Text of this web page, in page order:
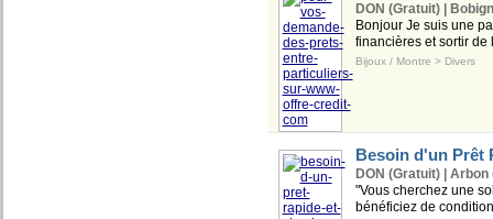
DON (Gratuit) |
Bonjour Je suis une
financières et sortir de
Bijoux / Montre > Divers
Besoin d'un Prêt
DON (Gratuit) | Arbon
"Vous cherchez une
bénéficiez de